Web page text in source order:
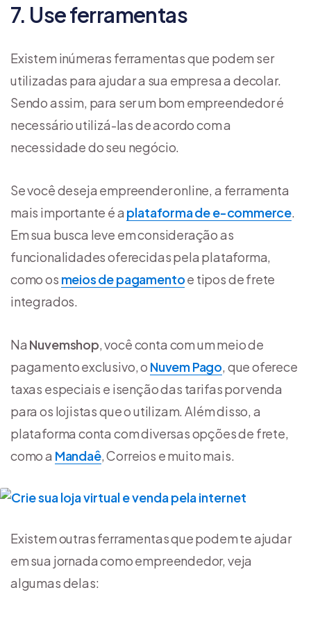
7. Use ferramentas
Existem inúmeras ferramentas que podem ser
utilizadas para ajudar a sua empresa a decolar.
Sendo assim, para ser um bom empreendedor é
necessário utilizá-las de acordo com a
necessidade do seu negócio.
Se você deseja empreender online, a ferramenta
mais importante é a plataforma de e-commerce.
Em sua busca leve em consideração as
funcionalidades oferecidas pela plataforma,
como os meios de pagamentoe tipos de frete
integrados.
Na Nuvemshop, você conta com um meio de
pagamento exclusivo, o Nuvem Pago, que oferece
taxas especiais e isenção das tarifas por venda
para os lojistas que o utilizam. Além disso, a
plataforma conta com diversas opções de frete,
como a Mandaê, Correios e muito mais.
Existem outras ferramentas que podem te ajudar
em sua jornada como empreendedor, veja
algumas delas: